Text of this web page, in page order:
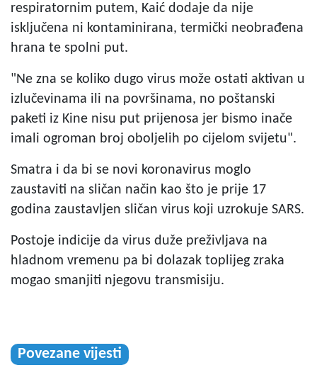
respiratornim putem, Kaić dodaje da nije
isključena ni kontaminirana, termički neobrađena
hrana te spolni put.
"Ne zna se koliko dugo virus može ostati aktivan u
izlučevinama ili na površinama, no poštanski
paketi iz Kine nisu put prijenosa jer bismo inače
imali ogroman broj oboljelih po cijelom svijetu".
Smatra i da bi se novi koronavirus moglo
zaustaviti na sličan način kao što je prije 17
godina zaustavljen sličan virus koji uzrokuje SARS.
Postoje indicije da virus duže preživljava na
hladnom vremenu pa bi dolazak toplijeg zraka
mogao smanjiti njegovu transmisiju.
Povezane vijesti